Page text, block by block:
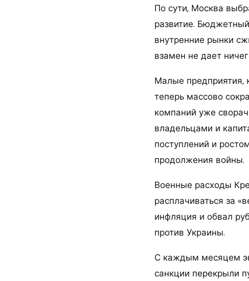
По сути, Москва
развитие.
внутренние рынки
взамен не дает
Малые предприятия,
теперь массово
компаний уже
владельцами и
поступлений и
продолжения войны.
Военные расходы
расплачиваться за
инфляция и обвал
против Украины.
С каждым месяцем
санкции перекрыли